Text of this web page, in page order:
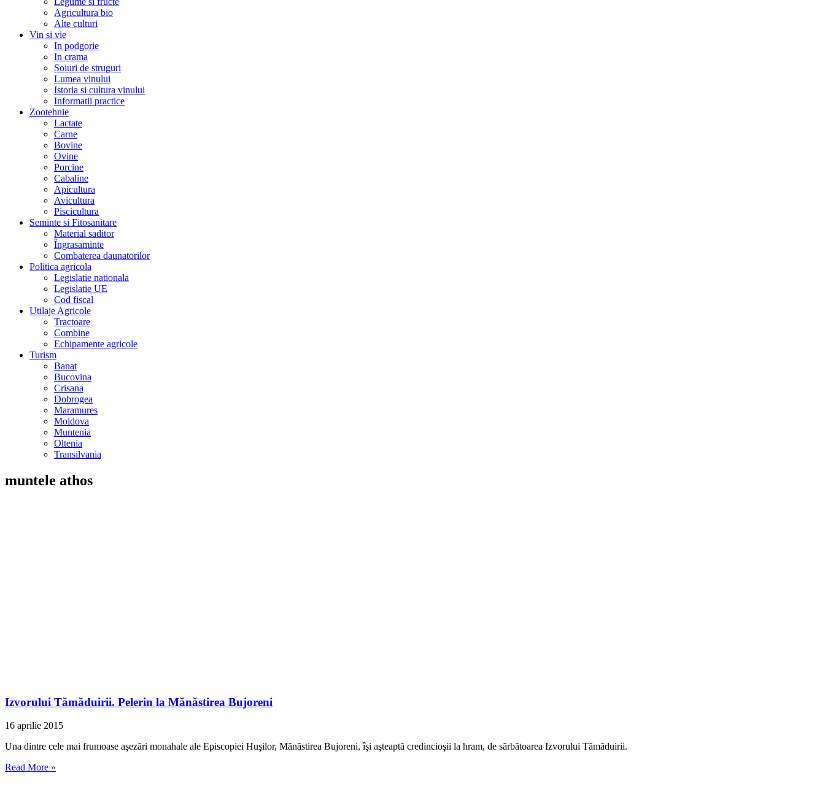
Agricultura bio
Alte culturi
Vin si vie
In podgorie
In crama
Soiuri de struguri
Lumea vinului
Istoria si cultura vinului
Informatii practice
Zootehnie
Lactate
Carne
Bovine
Ovine
Porcine
Cabaline
Apicultura
Avicultura
Piscicultura
Seminte si Fitosanitare
Material saditor
Îngrasaminte
Combaterea daunatorilor
Politica agricola
Legislatie nationala
Legislatie UE
Cod fiscal
Utilaje Agricole
Tractoare
Combine
Echipamente agricole
Turism
Banat
Bucovina
Crisana
Dobrogea
Maramures
Moldova
Muntenia
Oltenia
Transilvania
muntele athos
Izvorului Tămăduirii. Pelerin la Mănăstirea Bujoreni
16 aprilie 2015
Una dintre cele mai frumoase aşezări monahale ale Episcopiei Huşilor, Mănăstirea Bujoreni, îşi aşteaptă credincioşii la hram, de sărbătoarea Izvorului Tămăduirii.
Read More »